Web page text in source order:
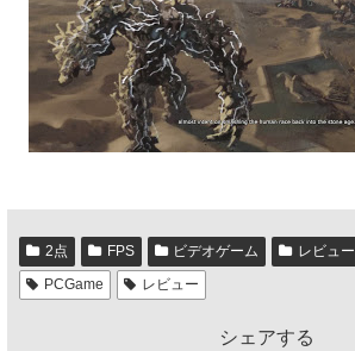
2点 FPS ビデオゲーム レビュー
PCGame
レビュー
シェアする